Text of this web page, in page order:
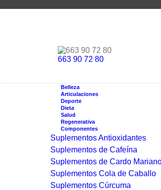
663 90 72 80
Belleza
Articulaciones
Deporte
Dieta
Salud
Regenerativa
Componentes
Suplementos Antioxidantes
Suplementos de Cafeína
Suplementos de Cardo
Suplementos Cola de Caballo
Suplementos Cúrcuma